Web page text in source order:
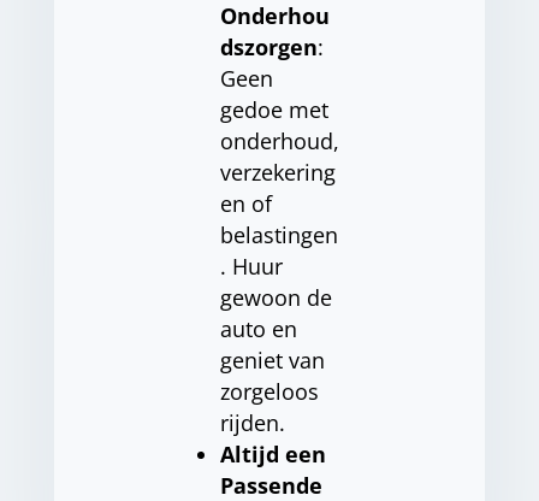
Onderhou
dszorgen:
Geen
gedoe met
onderhoud,
verzekering
en of
belastingen
. Huur
gewoon de
auto en
geniet van
zorgeloos
rijden.
Altijd een
Passende